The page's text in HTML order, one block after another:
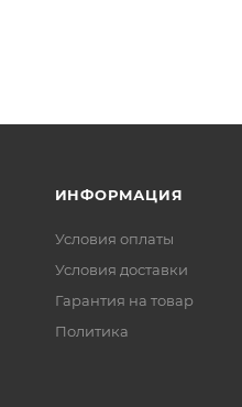
ИНФОРМАЦИЯ
Условия оплаты
Условия доставки
Гарантия на товар
Политика